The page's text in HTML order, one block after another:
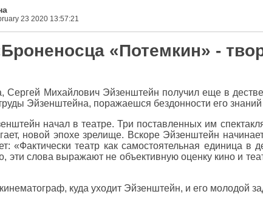
23 2020 13:57:21
«Потемкин» -
Сергей Михайлович Эйзенштейн получил еще в
Эйзенштейна, поражаешся бездонности его
начал в театре. Три поставленных им
новой эпохе зрелище. Вскоре Эйзенштейн
«Фактически театр как самостоятельная единица
эти слова выражают не объективную оценку кино и
куда уходит Эйзенштейн, и его молодой